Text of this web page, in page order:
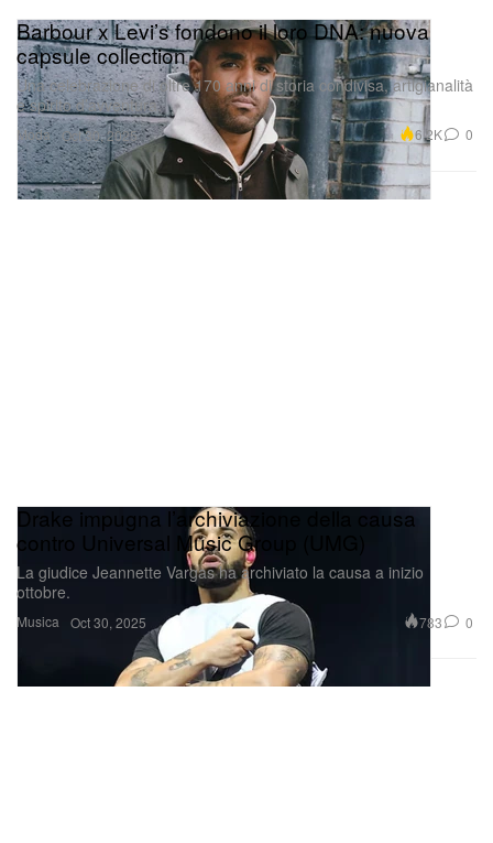
Moda
Barbour x Levi’s fondono il loro DNA: nuova
capsule collection
Una celebrazione di oltre 170 anni di storia condivisa, artigianalità
e spirito d’avventura.
Oct 30, 2025 6.2K 0
Musica
Drake impugna l’archiviazione della causa
contro Universal Music Group (UMG)
La giudice Jeannette Vargas ha archiviato la causa a inizio
ottobre.
Oct 30, 2025 783 0